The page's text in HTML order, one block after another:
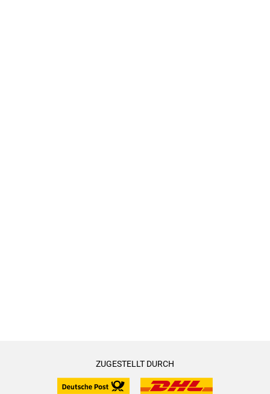
ZUGESTELLT DURCH